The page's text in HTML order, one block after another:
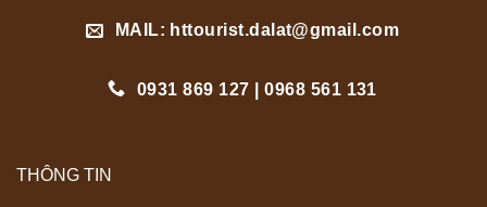
MAIL: httourist.dalat@gmail.com
0931 869 127 | 0968 561 131
THÔNG TIN